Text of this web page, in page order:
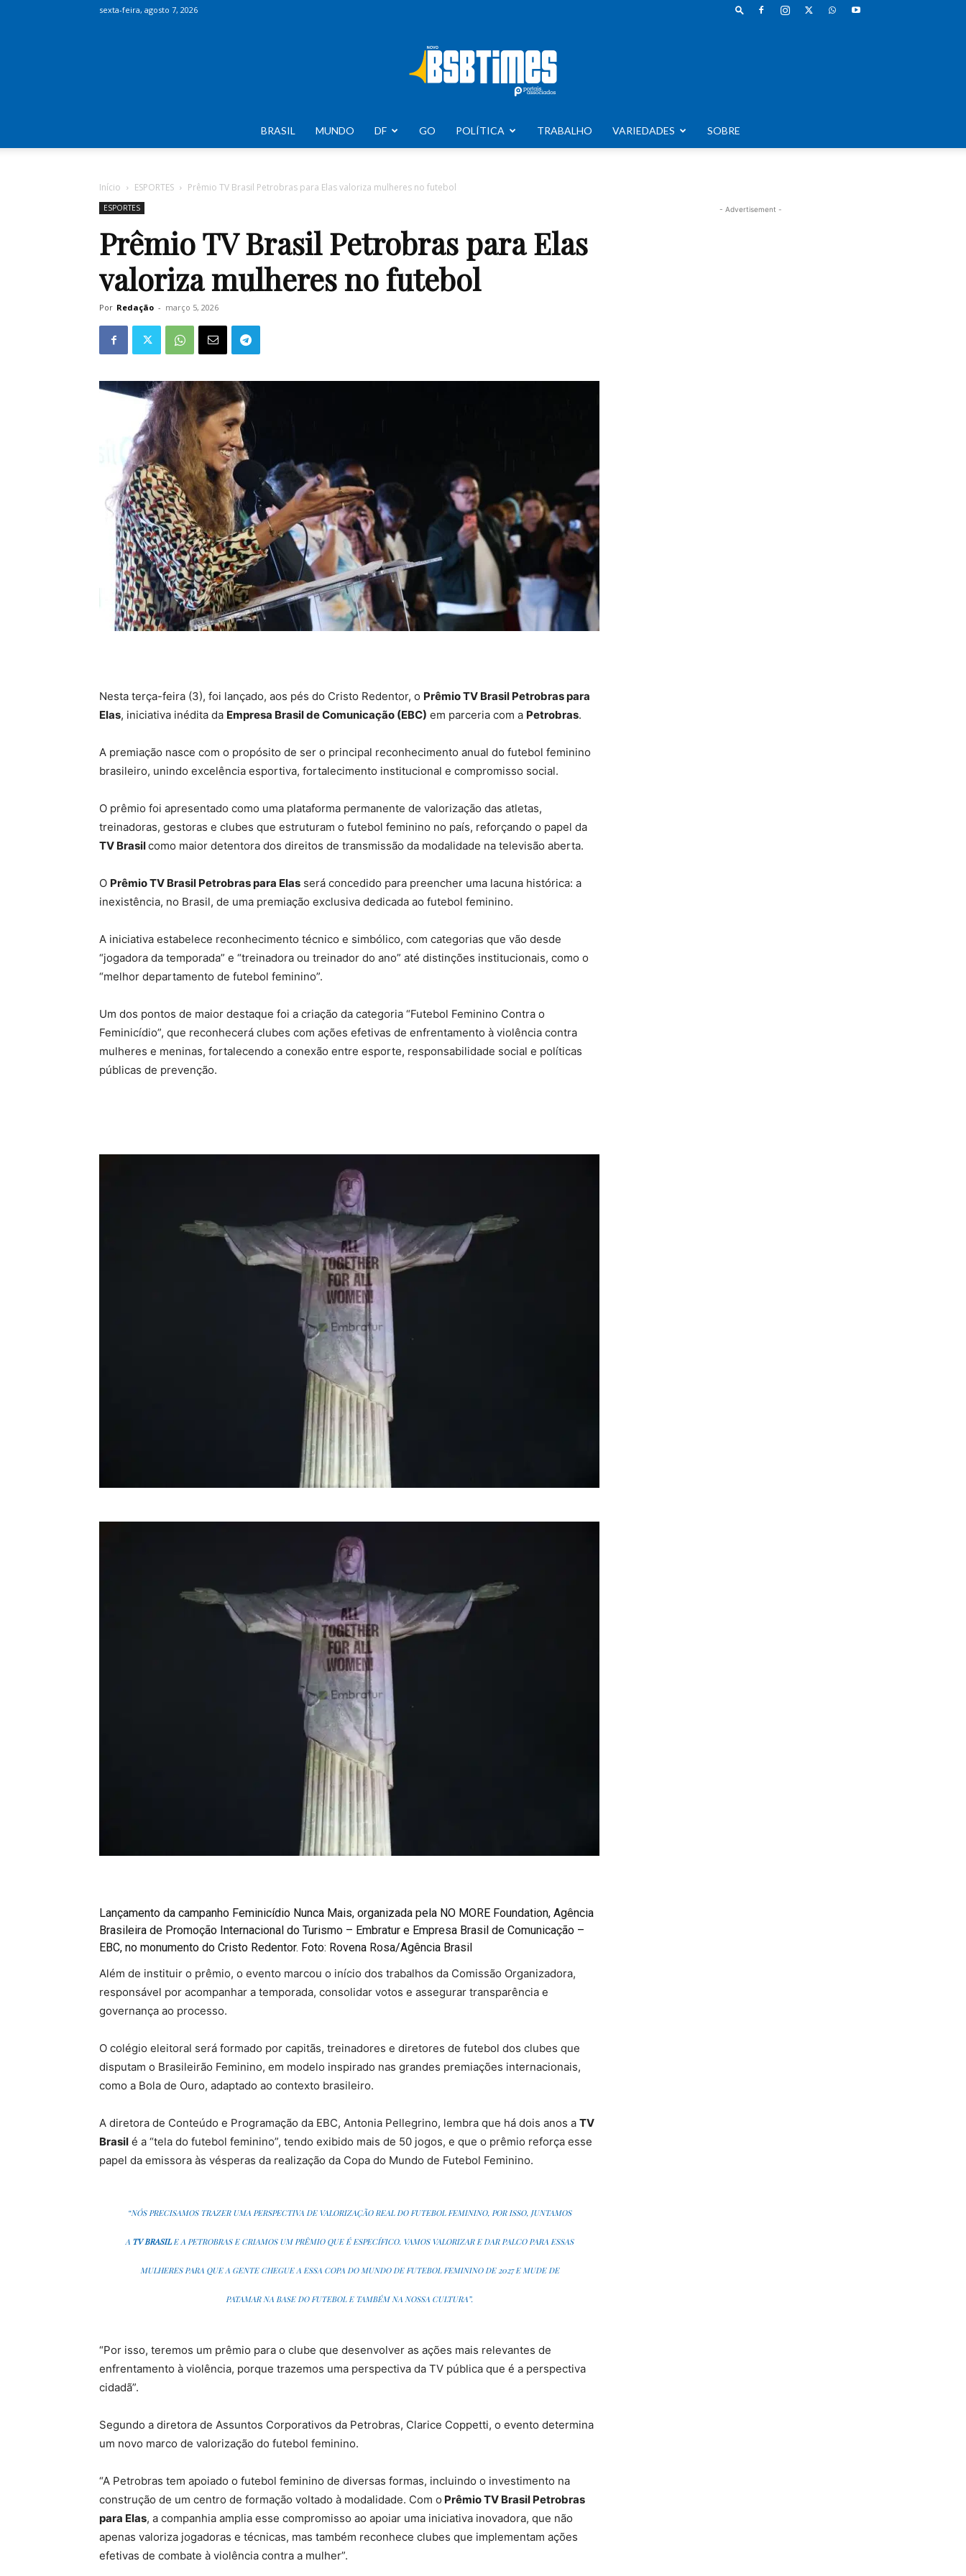
sexta-feira, agosto 7, 2026
Times
BRASIL MUNDO DF GO POLÍTICA TRABALHO VARIEDADES SOBRE
Início ESPORTES Prêmio TV Brasil Petrobras para Elas valoriza mulheres no futebol
ESPORTES
Prêmio TV Brasil Petrobras para Elas
valoriza mulheres no futebol
Por Redação - março 5, 2026
Nesta terça-feira (3), foi lançado, aos pés do Cristo Redentor, o Prêmio TV Brasil Petrobras para
Elas, iniciativa inédita da Empresa Brasil de Comunicação (EBC) em parceria com a Petrobras.
A premiação nasce com o propósito de ser o principal reconhecimento anual do futebol feminino
brasileiro, unindo excelência esportiva, fortalecimento institucional e compromisso social.
O prêmio foi apresentado como uma plataforma permanente de valorização das atletas,
treinadoras, gestoras e clubes que estruturam o futebol feminino no país, reforçando o papel da
TV Brasilcomo maior detentora dos direitos de transmissão da modalidade na televisão aberta.
O Prêmio TV Brasil Petrobras para Elas será concedido para preencher uma lacuna histórica: a
inexistência, no Brasil, de uma premiação exclusiva dedicada ao futebol feminino.
A iniciativa estabelece reconhecimento técnico e simbólico, com categorias que vão desde
“jogadora da temporada” e “treinadora ou treinador do ano” até distinções institucionais, como o
“melhor departamento de futebol feminino”.
Um dos pontos de maior destaque foi a criação da categoria “Futebol Feminino Contra o
Feminicídio”, que reconhecerá clubes com ações efetivas de enfrentamento à violência contra
mulheres e meninas, fortalecendo a conexão entre esporte, responsabilidade social e políticas
públicas de prevenção.
Lançamento da campanho Feminicídio Nunca Mais, organizada pela NO MORE Foundation, Agência
Brasileira de Promoção Internacional do Turismo – Embratur e Empresa Brasil de Comunicação –
EBC, no monumento do Cristo Redentor. Foto: Rovena Rosa/Agência Brasil
Além de instituir o prêmio, o evento marcou o início dos trabalhos da Comissão Organizadora,
responsável por acompanhar a temporada, consolidar votos e assegurar transparência e
governança ao processo.
O colégio eleitoral será formado por capitãs, treinadores e diretores de futebol dos clubes que
disputam o Brasileirão Feminino, em modelo inspirado nas grandes premiações internacionais,
como a Bola de Ouro, adaptado ao contexto brasileiro.
A diretora de Conteúdo e Programação da EBC, Antonia Pellegrino, lembra que há dois anos a TV
Brasil é a “tela do futebol feminino”, tendo exibido mais de 50 jogos, e que o prêmio reforça esse
papel da emissora às vésperas da realização da Copa do Mundo de Futebol Feminino.
“NÓS PRECISAMOS TRAZER UMA PERSPECTIVA DE VALORIZAÇÃO REAL DO FUTEBOL FEMININO, POR ISSO, JUNTAMOS
A TV BRASILE A PETROBRAS E CRIAMOS UM PRÊMIO QUE É ESPECÍFICO. VAMOS VALORIZAR E DAR PALCO PARA ESSAS
MULHERES PARA QUE A GENTE CHEGUE A ESSA COPA DO MUNDO DE FUTEBOL FEMININO DE 2027 E MUDE DE
PATAMAR NA BASE DO FUTEBOL E TAMBÉM NA NOSSA CULTURA”.
“Por isso, teremos um prêmio para o clube que desenvolver as ações mais relevantes de
enfrentamento à violência, porque trazemos uma perspectiva da TV pública que é a perspectiva
cidadã”.
Segundo a diretora de Assuntos Corporativos da Petrobras, Clarice Coppetti, o evento determina
um novo marco de valorização do futebol feminino.
“A Petrobras tem apoiado o futebol feminino de diversas formas, incluindo o investimento na
construção de um centro de formação voltado à modalidade. Com o Prêmio TV Brasil Petrobras
para Elas, a companhia amplia esse compromisso ao apoiar uma iniciativa inovadora, que não
apenas valoriza jogadoras e técnicas, mas também reconhece clubes que implementam ações
efetivas de combate à violência contra a mulher”.
- Advertisement -